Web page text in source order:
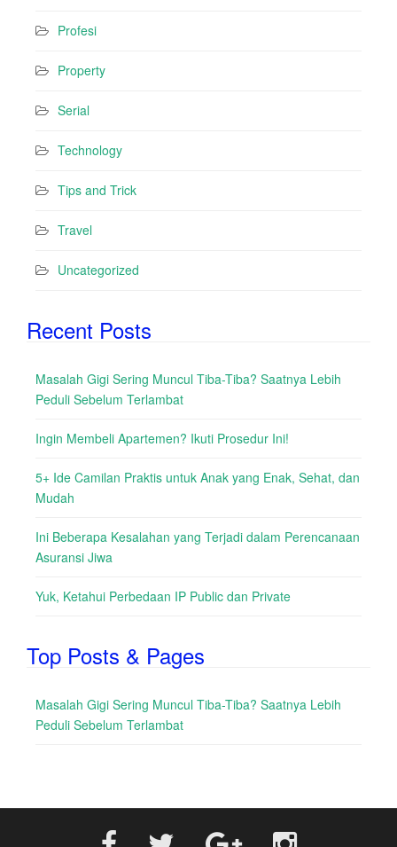
Profesi
Property
Serial
Technology
Tips and Trick
Travel
Uncategorized
Recent Posts
Masalah Gigi Sering Muncul Tiba-Tiba? Saatnya Lebih
Peduli Sebelum Terlambat
Ingin Membeli Apartemen? Ikuti Prosedur Ini!
5+ Ide Camilan Praktis untuk Anak yang Enak, Sehat, dan
Mudah
Ini Beberapa Kesalahan yang Terjadi dalam Perencanaan
Asuransi Jiwa
Yuk, Ketahui Perbedaan IP Public dan Private
Top Posts & Pages
Masalah Gigi Sering Muncul Tiba-Tiba? Saatnya Lebih
Peduli Sebelum Terlambat